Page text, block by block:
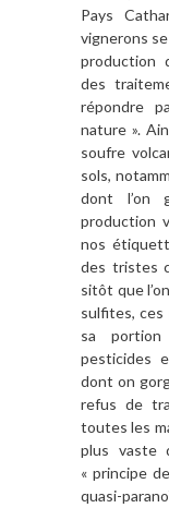
Pays
vignerons
production
des
répondre
nature ».
soufre
sols,
dont l’on
production
nos
des tristes
sitôt que
sulfites,
sa portion
pesticides
dont on
refus de
toutes les
plus vaste
« principe
quasi-